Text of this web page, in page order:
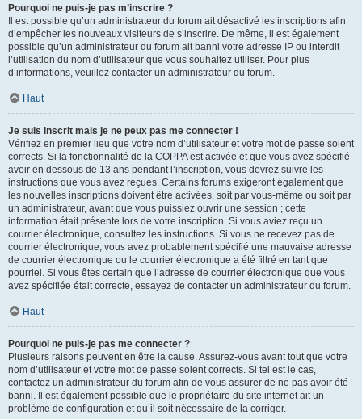
Pourquoi ne puis-je pas m’inscrire ?
Il est possible qu’un administrateur du forum ait désactivé les inscriptions afin
d’empêcher les nouveaux visiteurs de s’inscrire. De même, il est également
possible qu’un administrateur du forum ait banni votre adresse IP ou interdit
l’utilisation du nom d’utilisateur que vous souhaitez utiliser. Pour plus
d’informations, veuillez contacter un administrateur du forum.
Haut
Je suis inscrit mais je ne peux pas me connecter !
Vérifiez en premier lieu que votre nom d’utilisateur et votre mot de passe soient
corrects. Si la fonctionnalité de la COPPA est activée et que vous avez spécifié
avoir en dessous de 13 ans pendant l’inscription, vous devrez suivre les
instructions que vous avez reçues. Certains forums exigeront également que
les nouvelles inscriptions doivent être activées, soit par vous-même ou soit par
un administrateur, avant que vous puissiez ouvrir une session ; cette
information était présente lors de votre inscription. Si vous aviez reçu un
courrier électronique, consultez les instructions. Si vous ne recevez pas de
courrier électronique, vous avez probablement spécifié une mauvaise adresse
de courrier électronique ou le courrier électronique a été filtré en tant que
pourriel. Si vous êtes certain que l’adresse de courrier électronique que vous
avez spécifiée était correcte, essayez de contacter un administrateur du forum.
Haut
Pourquoi ne puis-je pas me connecter ?
Plusieurs raisons peuvent en être la cause. Assurez-vous avant tout que votre
nom d’utilisateur et votre mot de passe soient corrects. Si tel est le cas,
contactez un administrateur du forum afin de vous assurer de ne pas avoir été
banni. Il est également possible que le propriétaire du site internet ait un
problème de configuration et qu’il soit nécessaire de la corriger.